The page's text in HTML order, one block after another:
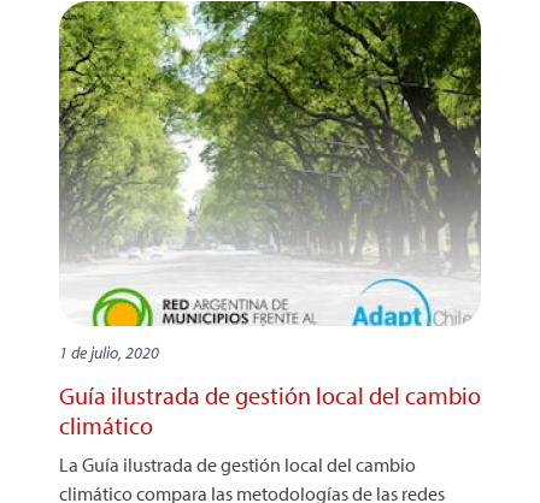
1 de julio, 2020
Guía ilustrada de gestión local del cambio
climático
La Guía ilustrada de gestión local del cambio
climático compara las metodologías de las redes